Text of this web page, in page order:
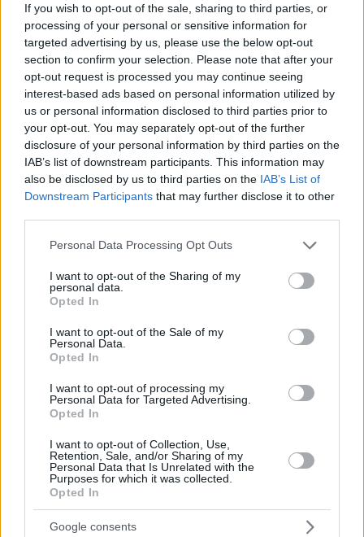
If you wish to opt-out of the sale, sharing to third parties, or
processing of your personal or sensitive information for
targeted advertising by us, please use the below opt-out
section to confirm your selection. Please note that after your
opt-out request is processed you may continue seeing
interest-based ads based on personal information utilized by
us or personal information disclosed to third parties prior to
your opt-out. You may separately opt-out of the further
disclosure of your personal information by third parties on the
IAB’s list of downstream participants. This information may
also be disclosed by us to third parties on the IAB’s List of
Downstream Participants that may further disclose it to other
Please note that this website/app uses one or more Google
not limited to your visit or usage behaviour. You may click to
grant or deny consent to Google and its third-party tags to
use your data for below specified purposes in below Google
consent section.
Personal Data Processing Opt Outs
I want to opt-out of the Sharing of my
personal data.
Opted In
I want to opt-out of the Sale of my
Personal Data.
Opted In
I want to opt-out of processing my
Personal Data for Targeted Advertising.
Opted In
I want to opt-out of Collection, Use,
Retention, Sale, and/or Sharing of my
Personal Data that Is Unrelated with the
Purposes for which it was collected.
Opted In
Google consents
Он помог Денверу занять третье место в Западной
конференции.
Йокич был выбран Наггетс на драфте-2014 под 41-м
пиком. Никогда MVP не становился игрок, выбранный
ниже.
Второе и третье место заняли центровой Филадельфии
Джоэл Эмбиид и разыгрывающий Голден Стэйт Стеф
Карри.